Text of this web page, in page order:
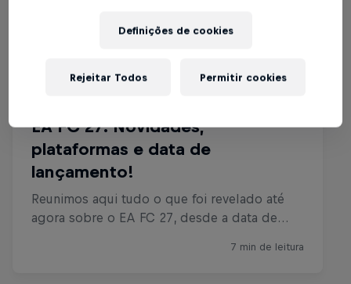
Definições de cookies
Rejeitar Todos Permitir cookies